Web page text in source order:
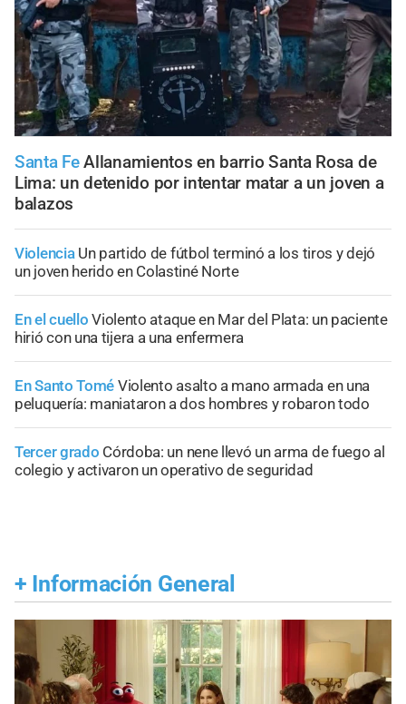
Santa Fe Allanamientos en barrio Santa Rosa de
Lima: un detenido por intentar matar a un joven a
balazos
Violencia Un partido de fútbol terminó a los tiros y dejó
un joven herido en Colastiné Norte
En el cuello Violento ataque en Mar del Plata: un paciente
hirió con una tijera a una enfermera
En Santo Tomé Violento asalto a mano armada en una
peluquería: maniataron a dos hombres y robaron todo
Tercer grado Córdoba: un nene llevó un arma de fuego al
colegio y activaron un operativo de seguridad
+ Información General